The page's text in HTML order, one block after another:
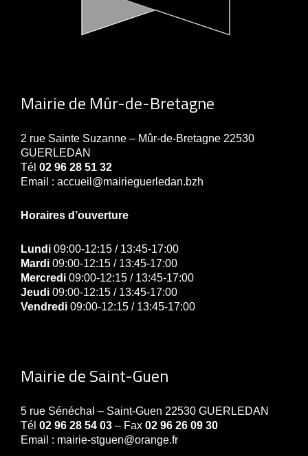
Mairie de Mûr-de-Bretagne
2 rue Sainte Suzanne – Mûr-de-Bretagne 22530
GUERLEDAN
Tél 02 96 28 51 32
Email : accueil@mairieguerledan.bzh
Horaires d’ouverture
Lundi 09:00-12:15 / 13:45-17:00
Mardi 09:00-12:15 / 13:45-17:00
Mercredi 09:00-12:15 / 13:45-17:00
Jeudi 09:00-12:15 / 13:45-17:00
Vendredi 09:00-12:15 / 13:45-17:00
Mairie de Saint-Guen
5 rue Sénéchal – Saint-Guen 22530 GUERLEDAN
Tél 02 96 28 54 03 – Fax 02 96 26 09 30
Email : mairie-stguen@orange.fr